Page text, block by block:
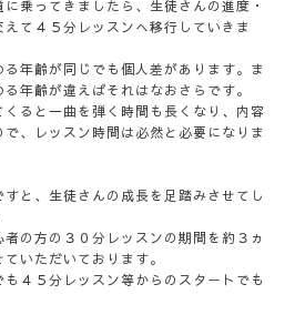
乗ってきましたら、生徒さんの進度・
て４５分レッスンへ移行していきま
年齢が同じでも個人差があります。ま
年齢が違えばそれはなおさらです。
ると一曲を弾く時間も長くなり、内容
、レッスン時間は必然と必要になりま
と、生徒さんの成長を足踏みさせてし
の方の３０分レッスンの期間を約３ヵ
いただいております。
４５分レッスン等からのスタートでも